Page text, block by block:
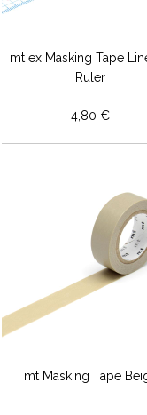
mt ex Masking Tape
Ruler
4,80 €
mt Masking Tape